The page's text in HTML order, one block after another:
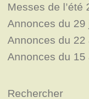
Messes de l’été
Annonces du
Annonces du
Annonces du
Rechercher